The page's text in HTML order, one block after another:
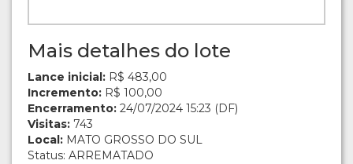
Mais detalhes do lote
Lance inicial: R$ 483,00
Incremento: R$ 100,00
Encerramento: 24/07/2024 15:23 (DF)
Visitas: 743
Local: MATO GROSSO DO SUL
Status: ARREMATADO